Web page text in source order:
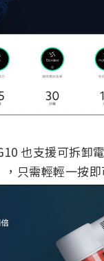
也支援可拆卸
只需輕輕一按即